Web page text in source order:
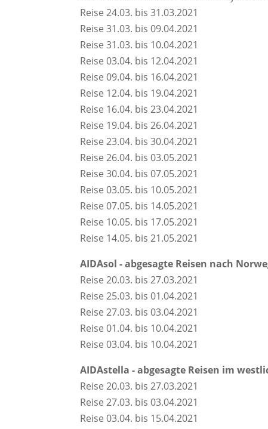
Reise 24.03. bis 31.03.2021
Reise 31.03. bis 09.04.2021
Reise 31.03. bis 10.04.2021
Reise 03.04. bis 12.04.2021
Reise 09.04. bis 16.04.2021
Reise 12.04. bis 19.04.2021
Reise 16.04. bis 23.04.2021
Reise 19.04. bis 26.04.2021
Reise 23.04. bis 30.04.2021
Reise 26.04. bis 03.05.2021
Reise 30.04. bis 07.05.2021
Reise 03.05. bis 10.05.2021
Reise 07.05. bis 14.05.2021
Reise 10.05. bis 17.05.2021
Reise 14.05. bis 21.05.2021
AIDAsol - abgesagte Reisen nach
Reise 20.03. bis 27.03.2021
Reise 25.03. bis 01.04.2021
Reise 27.03. bis 03.04.2021
Reise 01.04. bis 10.04.2021
Reise 03.04. bis 10.04.2021
AIDAstella - abgesagte Reisen im
Reise 20.03. bis 27.03.2021
Reise 27.03. bis 03.04.2021
Reise 03.04. bis 15.04.2021